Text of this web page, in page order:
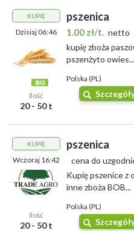
KUPIĘ
Dzisiaj 06:46
Ilość
20 - 50 t
pszenica
1.00 zł/t. netto
kupię zboża
pszenżyto owies...
Polska (PL)
KUPIĘ
Wczoraj 16:42
Ilość
20 - 50 t
pszenica
cena do
Kupię pszenice z
inne zboża BOB...
Polska (PL)